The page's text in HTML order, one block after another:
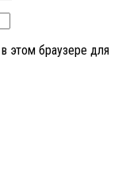
этом браузере для